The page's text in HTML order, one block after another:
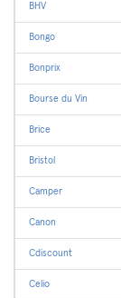
BHV
Bongo
Bonprix
Bourse du Vin
Brice
Bristol
Camper
Canon
Cdiscount
Celio